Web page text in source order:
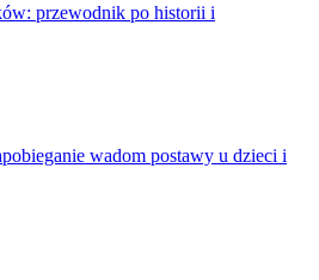
przewodnik po historii i
wadom postawy u dzieci i